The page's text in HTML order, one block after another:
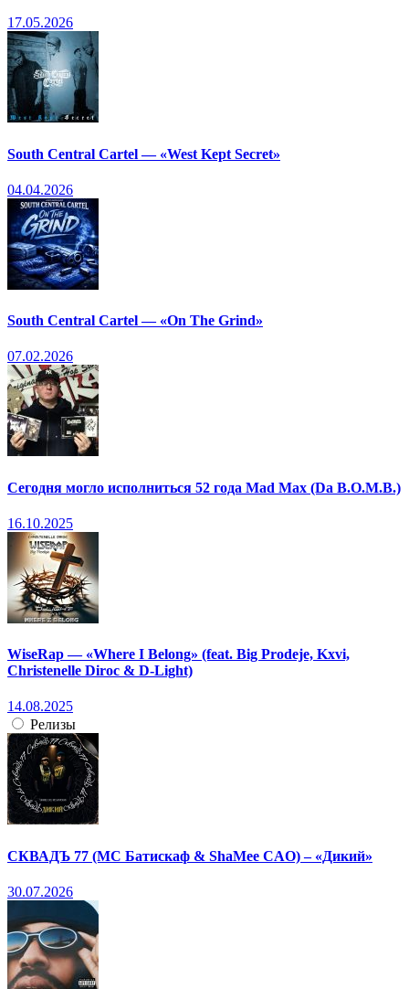
17.05.2026
South Central Cartel — «West Kept Secret»
04.04.2026
South Central Cartel — «On The Grind»
07.02.2026
Сегодня могло исполниться 52 года Mad Max (Da B.O.M.B.)
16.10.2025
WiseRap — «Where I Belong» (feat. Big Prodeje, Kxvi,
Christenelle Diroc & D-Light)
14.08.2025
Релизы
СКВАДЪ 77 (МС Батискаф & ShaMee CAO) – «Дикий»
30.07.2026